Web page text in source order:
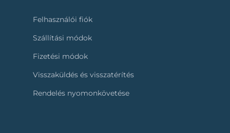
Felhasználói fiók
Szállítási módok
Fizetési módok
Visszaküldés és visszatérítés
Rendelés nyomonkövetése